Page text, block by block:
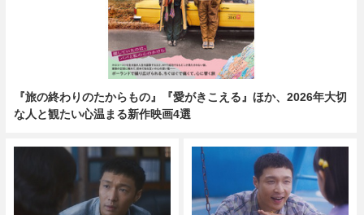
『旅の終わりのたからもの』『愛がきこえる』ほか、2026年大切
な人と観たい心温まる新作映画4選